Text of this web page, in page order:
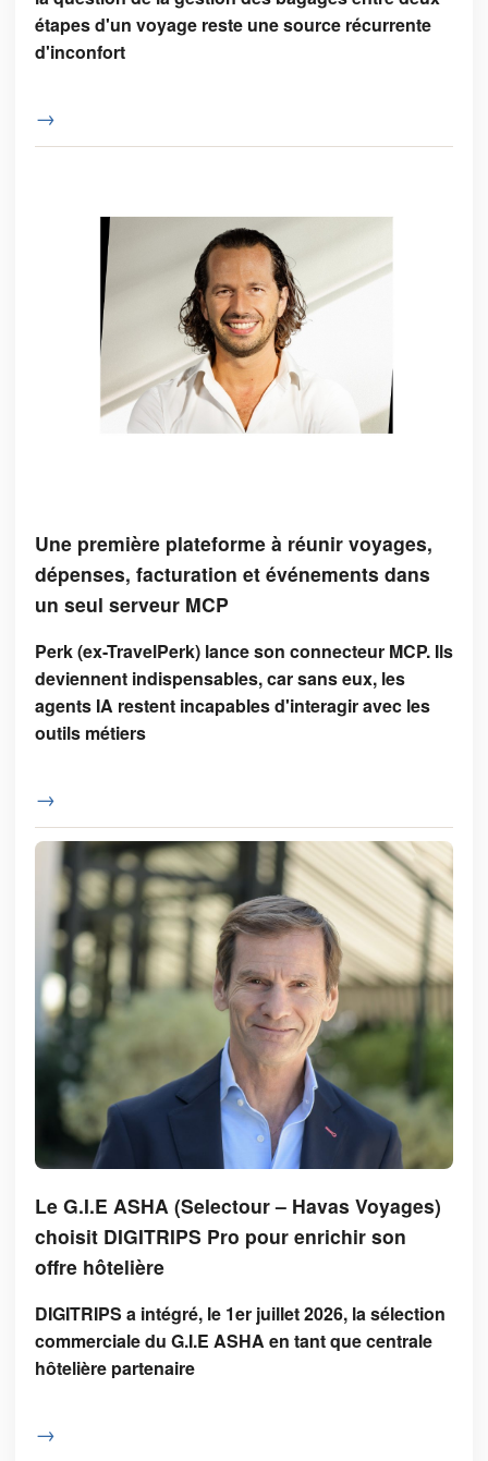
étapes d'un voyage reste une source récurrente
d'inconfort
→
Une première plateforme à réunir voyages,
dépenses, facturation et événements dans
un seul serveur MCP
Perk (ex-TravelPerk) lance son connecteur MCP. Ils
deviennent indispensables, car sans eux, les
agents IA restent incapables d'interagir avec les
outils métiers
→
Le G.I.E ASHA (Selectour – Havas Voyages)
choisit DIGITRIPS Pro pour enrichir son
offre hôtelière
DIGITRIPS a intégré, le 1er juillet 2026, la sélection
commerciale du G.I.E ASHA en tant que centrale
hôtelière partenaire
→